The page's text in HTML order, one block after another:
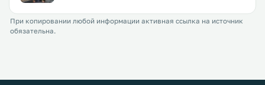
При копировании любой информации активная ссылка на источник
обязательна.